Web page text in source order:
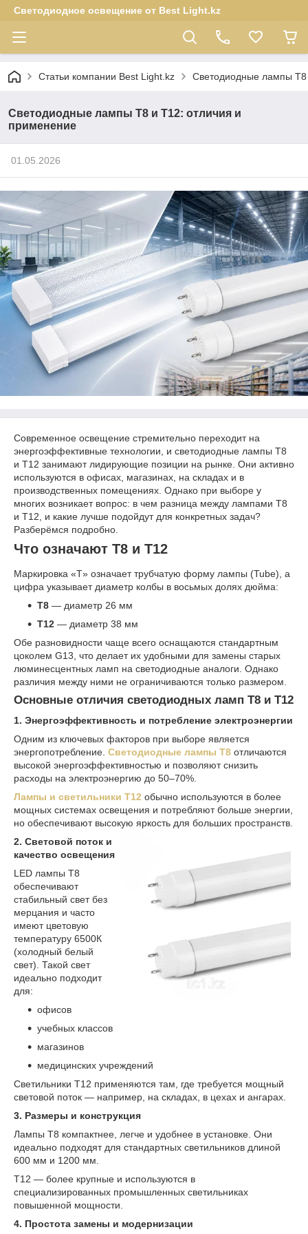
Светодиодное освещение от Best Light.kz
Статьи компании Best Light.kz Светодиодные лампы
Светодиодные лампы T8 и T12: отличия и
применение
01.05.2026
Современное освещение стремительно переходит на
энергоэффективные технологии, и светодиодные лампы T8
и T12 занимают лидирующие позиции на рынке. Они активно
используются в офисах, магазинах, на складах и в
производственных помещениях. Однако при выборе у
многих возникает вопрос: в чем разница между лампами T8
и T12, и какие лучше подойдут для конкретных задач?
Разберёмся подробно.
Что означают T8 и T12
Маркировка «T» означает трубчатую форму лампы (Tube), а
цифра указывает диаметр колбы в восьмых долях дюйма:
T8 — диаметр 26 мм
T12 — диаметр 38 мм
Обе разновидности чаще всего оснащаются стандартным
цоколем G13, что делает их удобными для замены старых
люминесцентных ламп на светодиодные аналоги. Однако
различия между ними не ограничиваются только размером.
Основные отличия светодиодных ламп T8 и T12
1. Энергоэффективность и потребление электроэнергии
Одним из ключевых факторов при выборе является
энергопотребление. Светодиодные лампы T8 отличаются
высокой энергоэффективностью и позволяют снизить
расходы на электроэнергию до 50–70%.
Лампы и светильники T12 обычно используются в более
мощных системах освещения и потребляют больше энергии,
но обеспечивают высокую яркость для больших пространств.
2. Световой поток и
качество освещения
LED лампы T8
обеспечивают
стабильный свет без
мерцания и часто
имеют цветовую
температуру 6500К
(холодный белый
свет). Такой свет
идеально подходит
для:
офисов
учебных классов
магазинов
медицинских учреждений
Светильники T12 применяются там, где требуется мощный
световой поток — например, на складах, в цехах и ангарах.
3. Размеры и конструкция
Лампы T8 компактнее, легче и удобнее в установке. Они
идеально подходят для стандартных светильников длиной
600 мм и 1200 мм.
T12 — более крупные и используются в
специализированных промышленных светильниках
повышенной мощности.
4. Простота замены и модернизации